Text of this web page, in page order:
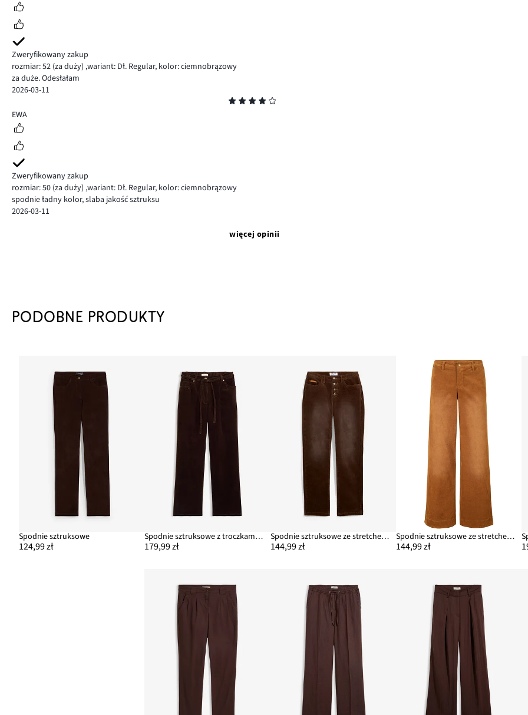
Zweryfikowany zakup
rozmiar: 52 (za duży) ,wariant: Dł. Regular, kolor: ciemnobrązowy
za duże. Odesłałam
2026-03-11
4
EWA
Zweryfikowany zakup
rozmiar: 50 (za duży) ,wariant: Dł. Regular, kolor: ciemnobrązowy
spodnie ładny kolor, slaba jakość sztruksu
2026-03-11
więcej opinii
PODOBNE PRODUKTY
Spodnie sztruksowe
124,99 zł
Spodnie sztruksowe z troczkami i szerokimi nogawkami
179,99 zł
Spodnie sztruksowe ze stretchem, z mieszanki bawełny
144,99 zł
Spodnie sztruksowe ze stretchem, wide leg
144,99 zł